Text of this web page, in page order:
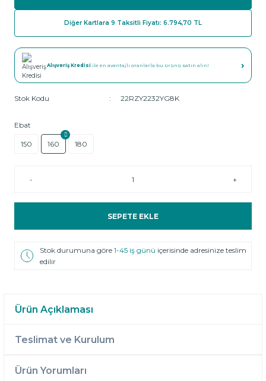
Diğer Kartlara 9 Taksitli Fiyatı: 6.794,70 TL
Alışveriş Kredisi ile en avantajlı oranlarla bu ürünü satın alın! ›
Stok Kodu 22RZY2232YG8K
Ebat
150 160 180
- +
SEPETE EKLE
Stok durumuna göre1-45 iş günü içerisinde adresinize teslim
edilir
Ürün Açıklaması
Teslimat ve Kurulum
Ürün Yorumları